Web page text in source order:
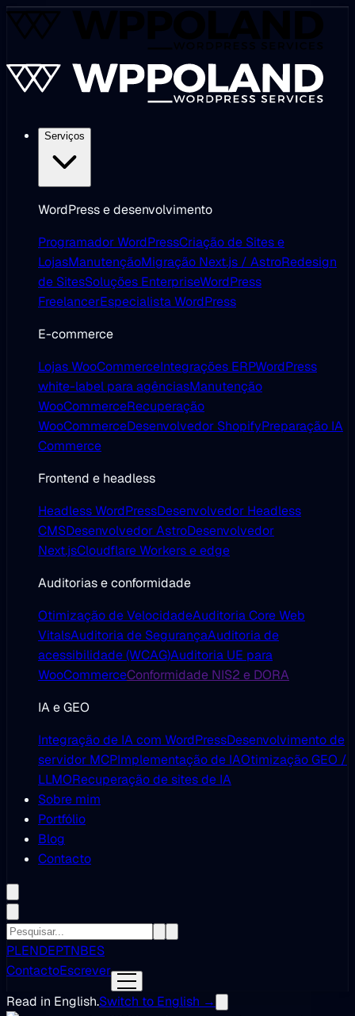
Serviços
WordPress e desenvolvimento
Programador WordPressCriação de Sites e
LojasManutençãoMigração Next.js / AstroRedesign
de SitesSoluções EnterpriseWordPress
FreelancerEspecialista WordPress
E-commerce
Lojas WooCommerceIntegrações ERPWordPress
white-label para agênciasManutenção
WooCommerceRecuperação
WooCommerceDesenvolvedor ShopifyPreparação IA
Commerce
Frontend e headless
Headless WordPressDesenvolvedor Headless
CMSDesenvolvedor AstroDesenvolvedor
Next.jsCloudflare Workers e edge
Auditorias e conformidade
Otimização de VelocidadeAuditoria Core Web
VitalsAuditoria de SegurançaAuditoria de
acessibilidade (WCAG)Auditoria UE para
WooCommerceConformidade NIS2 e DORA
IA e GEO
Integração de IA com WordPressDesenvolvimento de
servidor MCPImplementação de IAOtimização GEO /
LLMORecuperação de sites de IA
Sobre mim
Portfólio
Blog
Contacto
PLENDEPTNBES
ContactoEscrever
Read in English.Switch to English →